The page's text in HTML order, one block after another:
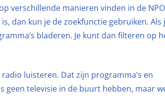
verschillende manieren vinden in de NPO
dan kun je de zoekfunctie gebruiken. Als
bladeren. Je kunt dan filteren op
luisteren. Dat zijn programma’s en
televisie in de buurt hebben, maar